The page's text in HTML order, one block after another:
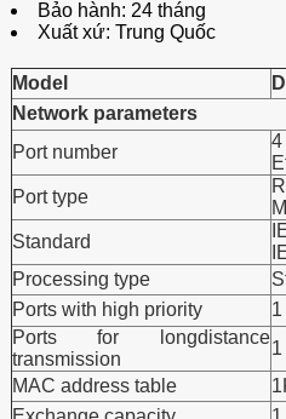
Bảo hành: 24 tháng
Xuất xứ: Trung Quốc
Model
Network parameters
Port number
4
Port type
Standard
Processing type
Ports with high priority
Ports for longdistance
transmission
MAC address table